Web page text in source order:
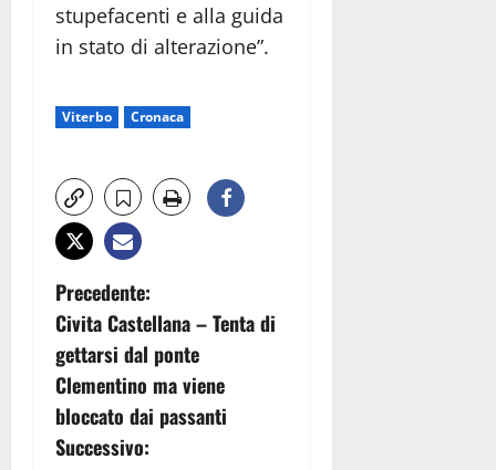
stupefacenti e alla guida
in stato di alterazione”.
Viterbo Cronaca
N
a
v
i
Precedente:
Civita Castellana – Tenta di
gettarsi dal ponte
Clementino ma viene
bloccato dai passanti
Successivo: